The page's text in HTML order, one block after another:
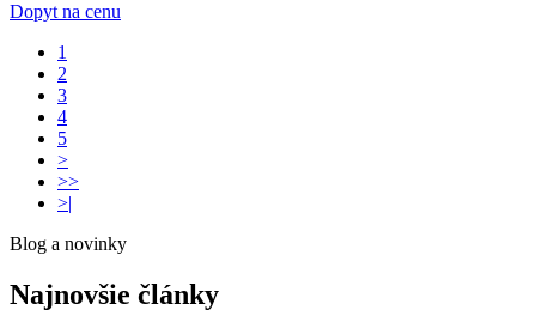
Dopyt na cenu
1
2
3
4
5
>
>>
>|
Blog a novinky
Najnovšie články